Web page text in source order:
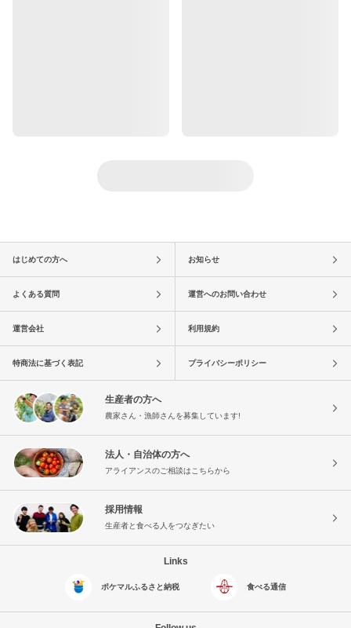
はじめての方へ お知らせ
よくある質問 運営へのお問い合わせ
運営会社 利用規約
特商法に基づく表記 プライバシーポリシー
生産者の方へ
農家さん・漁師さんを募集しています!
法人・自治体の方へ
アライアンスのご相談はこちらから
採用情報
生産者と食べる人をつなぎたい
Links
ポケマルふるさと納税 食べる通信